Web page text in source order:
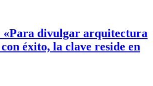
«Para divulgar arquitectura
éxito, la clave reside en